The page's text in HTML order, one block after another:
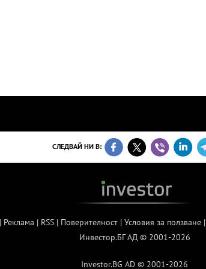
СЛЕДВАЙ НИ В:
| Реклама | RSS| Поверителност| Условия за ползване|
Инвестор.БГ АД © 2001-2026
Investor.BG AD © 2001-2026